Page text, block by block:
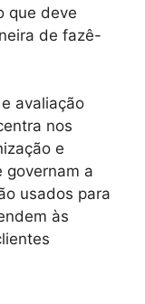
que deve
de fazê-
avaliação
nos
e
governam a
usados ​​para
às